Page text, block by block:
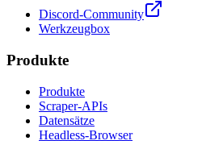
Discord-Community
Werkzeugbox
Produkte
Produkte
Scraper-APIs
Datensätze
Headless-Browser